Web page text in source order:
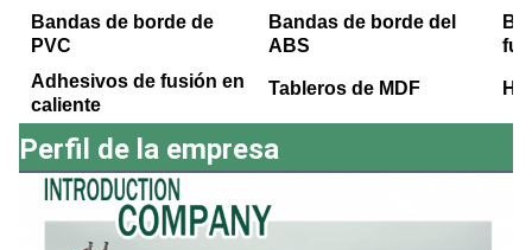
Bandas de borde de
PVC
Bandas de borde del
ABS
Adhesivos de fusión en
caliente
Tableros de MDF
Perfil de la empresa